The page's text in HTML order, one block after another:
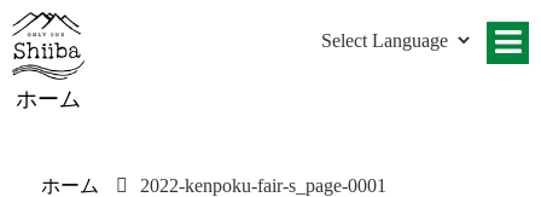
ホーム
ホーム 2022-kenpoku-fair-s_page-0001